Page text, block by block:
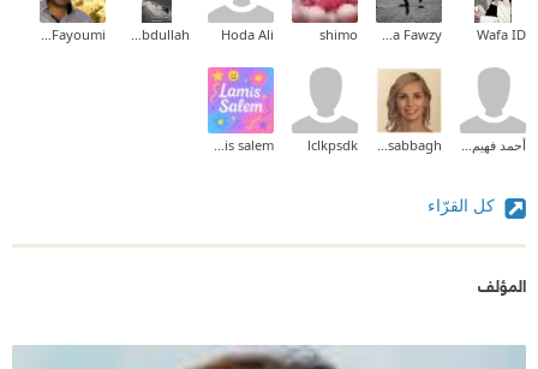
تماما، عندما يصر البعض على إلقاء مسؤولية القهر و
الفقر على السماء، فإنه يتملص من مساءلة الجهة المعنية.
لإنه يخاف من تبعات المواجهة في الأرض . إذا لا بأس بنفث
نيران الغضب على السماء، و لينعم القادة بطول البقاء!
و متعارف عليه. فالشمس بأشعتها الصفراء الحارة قد
استعاض البطل عنها بشمس بيضاء باهتة باردة لا تبعث
Wafa ID
Nashwa Fawzy
shimo
Hoda Ali
Mona Abdullah
Amjad Fayoumi
أحمد فهيم القاضى diana sabbagh
lclkpsdk
lamis salem
كل القرّاء
المؤلف